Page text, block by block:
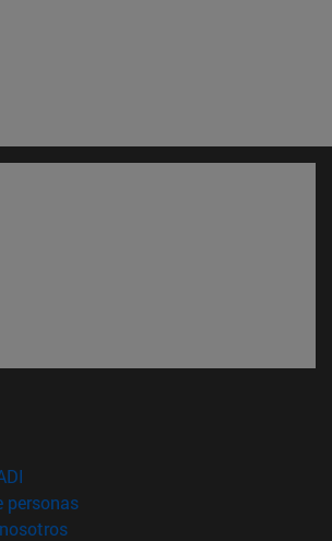
en nueva ventana)
personas(abre en nueva ventana)
(abre en nueva ventana)